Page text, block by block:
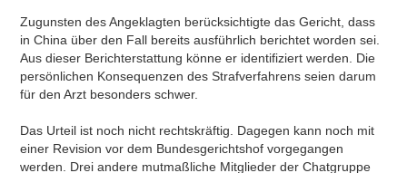
Zugunsten des Angeklagten berücksichtigte das Gericht, dass
in China über den Fall bereits ausführlich berichtet worden sei.
Aus dieser Berichterstattung könne er identifiziert werden. Die
persönlichen Konsequenzen des Strafverfahrens seien darum
für den Arzt besonders schwer.
Das Urteil ist noch nicht rechtskräftig. Dagegen kann noch mit
einer Revision vor dem Bundesgerichtshof vorgegangen
werden. Drei andere mutmaßliche Mitglieder der Chatgruppe